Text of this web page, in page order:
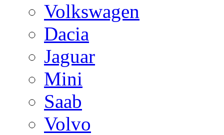
Volkswagen
Dacia
Jaguar
Mini
Saab
Volvo